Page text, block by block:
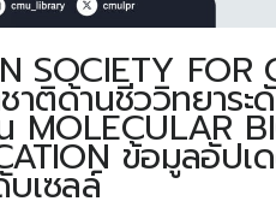
FOR
ติด้านชีววิทยาระ
MOLECULAR
ข้อมูลอัป
เซลล์